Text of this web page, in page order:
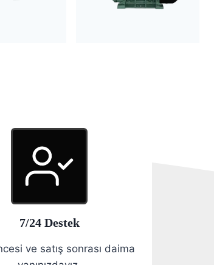
7/24 Destek
ve satış sonrası daima